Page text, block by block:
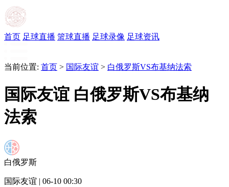
首页 足球直播 篮球直播 足球录像 足球资讯
当前位置: 首页 > 国际友谊 > 白俄罗斯VS布基纳法索
国际友谊 白俄罗斯VS布基纳
法索
白俄罗斯
国际友谊 | 06-10 00:30